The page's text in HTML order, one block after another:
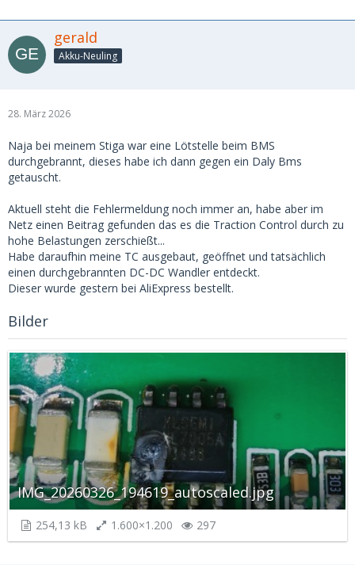
gerald
Akku-Neuling
28. März 2026
Naja bei meinem Stiga war eine Lötstelle beim BMS
durchgebrannt, dieses habe ich dann gegen ein Daly Bms
getauscht.
Aktuell steht die Fehlermeldung noch immer an, habe aber im
Netz einen Beitrag gefunden das es die Traction Control durch zu
hohe Belastungen zerschießt...
Habe daraufhin meine TC ausgebaut, geöffnet und tatsächlich
einen durchgebrannten DC-DC Wandler entdeckt.
Dieser wurde gestern bei AliExpress bestellt.
Bilder
IMG_20260326_194619_autoscaled.jpg
254,13 kB 1.600×1.200 297